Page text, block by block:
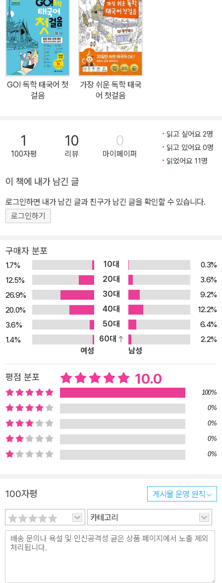
자와 발음, 기초 문법에 집중한 입문서입니다. 태국어 학습자 중 대부
분은 문자와 발음을 배우다가 중도 하차하는 것이 현실입니다. 하지
만 태국어 문자는 원리를 알고 보면 어렵지 않습니다. 이 책과 함께 차
근차근 배워 나가다 보면 문자와 발음은 물론이고 기초 단어까지 학
습할 수 있습니다. 풍부한 연습문제를 통해 단어와 문법까지 한 번에
잡기 ‘외국어=어휘 쌓기’라는 공식은 태국어 학습에도 적용됩니다.
이 책은 풍부한 연습문제를 통해 문자와 발음에 관한 내용을 복습하
학습할 수 있는 최적의 입문서입니다. 저자 직강 동영상 강의, 원어민
음성 파일, 무제한 쓰기 노트 완벽한 이해를 위한 저자 직강 동영상 강
의를 준비했습니다. 플러이쌤의 재미있는 강의를 따라가다 보면 혼자
쓰기노트는 30일 완성으로 구성되어 있으며, 프린트하거나 태블릿 P
C에 다운로드해서 무제한으로 사용할 수 있습니다. 표준 발음을 사용
하는 태국 원어민이 녹음한 MP3 파일을 통해 정확한 발음과 성조를
GO! 독학 태국어 첫
걸음
가장 쉬운 독학 태국
어 첫걸음
1
100자평
10
리뷰
0
마이페이퍼
읽고 싶어요 2명
읽고 있어요 0명
읽었어요 11명
이 책에 내가 남긴 글
로그인하면 내가 남긴 글과 친구가 남긴 글을 확인할 수 있습니다.
로그인하기
구매자 분포
1.7% 10대
0.3%
12.5%
20대
3.6%
26.9%
30대
9.2%
20.0%
40대
12.2%
3.6%
50대
6.4%
1.4%
60대
2.2%
여성
남성
평점 분포 10.0
100%
0%
0%
0%
0%
100자평 게시물 운영 원칙
카테고리